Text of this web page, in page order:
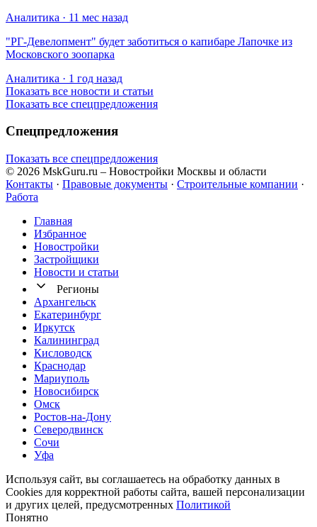
Аналитика · 11 мес назад
​"РГ-Девелопмент" будет заботиться о капибаре Лапочке из
Московского зоопарка
Аналитика · 1 год назад
Показать все новости и статьи
Показать все спецпредложения
Спецпредложения
Показать все спецпредложения
© 2026 MskGuru.ru – Новостройки Москвы и области
Контакты · Правовые документы · Строительные компании ·
Работа
Главная
Избранное
Новостр ойки
Застройщики
Новости и статьи
Регионы
Архангельск
Екатеринбург
Иркутск
Калининград
Кисловодск
Краснодар
Мариуполь
Новосибирск
Омск
Ростов-на-Дону
Северодвинск
Сочи
Уфа
Используя сайт, вы соглашаетесь на обработку данных в
Cookies для корректной работы сайта, вашей персонализации
и других целей, предусмотренных Политикой
Понятно